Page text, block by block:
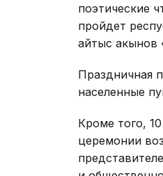
поэтические
пройдет
айтыс акынов
Праздничная
населенные
Кроме того,
церемонии